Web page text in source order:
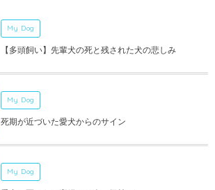
My Dog
【多頭飼い】先輩犬の死と残された犬の悲しみ
My Dog
死期が近づいた愛犬からのサイン
My Dog